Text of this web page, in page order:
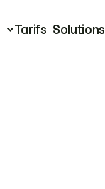
Tarifs Solutions